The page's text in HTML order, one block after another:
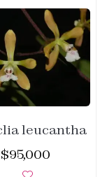
leucantha
$95,000